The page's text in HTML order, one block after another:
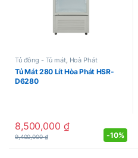
Tủ đông - Tủ mát, Hoà Phát
Tủ Mát 280 Lít Hòa Phát HSR-
D6280
8,500,000 ₫
9,400,000₫ -10%